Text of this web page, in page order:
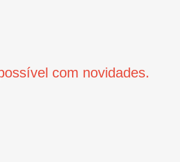
com novidades.